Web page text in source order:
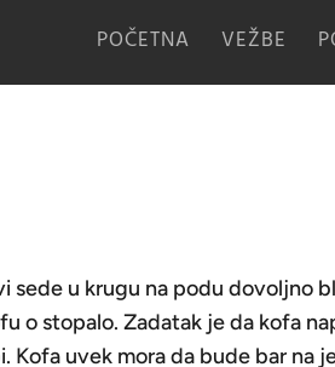
POČETNA VEŽBE
sede u krugu na podu dovoljno
o stopalo. Zadatak je da kofa
uvek mora da bude bar na